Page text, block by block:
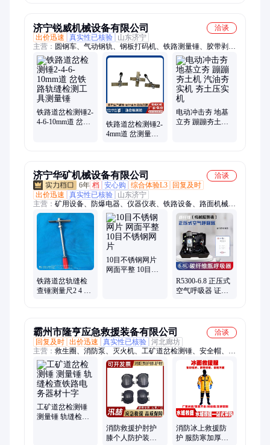
济宁锐威机械设备有限公司
洽谈
出价迅速
真实性已核验
山东济宁
主营： 圆钢车、气动钢轨、钢板打码机、铁路测量锤、胶带剥皮
机、电动胶带扒、电动套丝机、手持式气动、气动钻孔机、电动
钻孔机、钢轨打眼机、气动打码机、螺栓绞丝机、气动砸号机、
液压弯排机、电动剥皮机、钢轨钻孔机、输送带剥皮机、便携式
打码机、运输胶带剥皮、二合一铜铝排
铁路道岔检测锤2-
4-6-10mm道 岔铁
铁路道岔检测锤2-
4mm道 岔测量锤
电动冲击夯 地基
立夯 蹦蹦夯土机
济宁华矿机械设备有限公司
洽谈
6年 档 安心购 综合体验L3
回复及时
出价迅速
真实性已核验
山东济宁
主营： 矿用设备、防爆电器、仪器仪表、铁路设备、路面机械、
工程机械
铁路道岔轨缝检
查锤测量尺2 4 6
10目不锈钢网片
网面平整 10目不
R5300-6.8 正压式
空气呼吸器 证件
霸州市隆亨应急救援装备有限公司
洽谈
回复及时 出价迅速 真实性已核验 河北廊坊
主营： 救生圈、消防泵、灭火机、工矿道岔检测锤、安全帽、棉
帐篷、防寒服、收纳包、折叠桌凳、防洪子堤、折叠桌椅、遥控
扳手、智能平台、破拆工具、电缆接头、抽绳式沙袋、检修翼型
卡、救灾铝合金、灭火单级泵、移动堵漏机、防汛挡水板、救灾
竹板床、漏电检测仪、铝合金桌凳、导线更换器、夜间照明灯
工矿道岔检测锤
测量锤 轨缝检查
消防救援护肘护
膝个人防护装备
消防冰上救援防
护 服防寒加厚连